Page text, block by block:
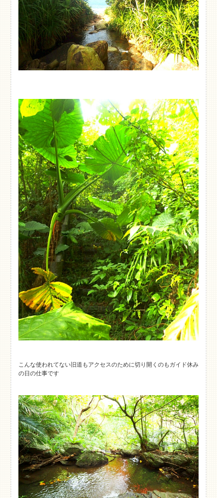
こんな使われてない旧道もアクセスのために切り開くのもガイド休み
の日の仕事です